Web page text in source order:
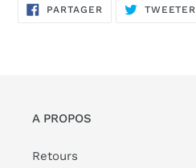
PARTAGERPARTAGER
SUR
TWEETER
A PROPOS
Retours